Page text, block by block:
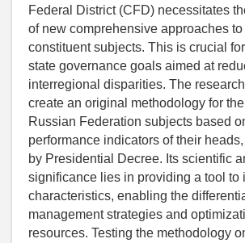
Federal District (CFD) necessitates
of new comprehensive approaches
constituent subjects. This is crucial
state governance goals aimed at
interregional disparities. The
create an original methodology for
Russian Federation subjects based
performance indicators of their
by Presidential Decree. Its scientific
significance lies in providing a tool to
characteristics, enabling the
management strategies and
resources. Testing the methodology